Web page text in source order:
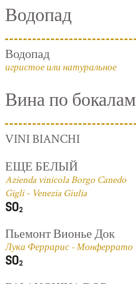
Водопад
Водопад
игристое или натуральное
Вина по бокалам
VINI BIANCHI
ЕЩЕ БЕЛЫЙ
Azienda vinicola Borgo Canedo
Gigli - Venezia Giulia
Пьемонт Вионье Док
Лука Феррарис - Монферрато